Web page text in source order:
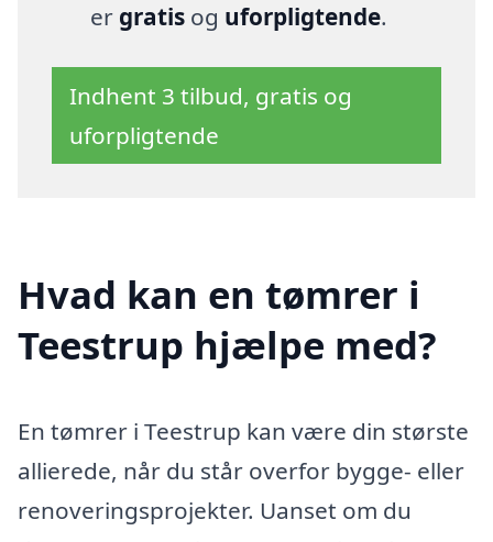
er gratisog uforpligtende.
Indhent 3 tilbud, gratis og
uforpligtende
Hvad kan en tømrer i
Teestrup hjælpe med?
En tømrer i Teestrup kan være din største
allierede, når du står overfor bygge- eller
renoveringsprojekter. Uanset om du